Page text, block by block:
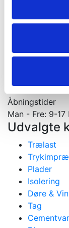
Velkommen til
75531570
Åbningstider
Man - Fre: 9-
Udvalgte
Trælast
Plader
Isolering
Døre &
Tag